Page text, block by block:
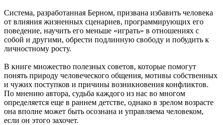
Система, разработанная Берном, призвана избавить человека
от влияния жизненных сценариев, программирующих его
поведение, научить его меньше «играть» в отношениях с
собой и другими, обрести подлинную свободу и побудить к
личностному росту.
В книге множество полезных советов, которые помогут
понять природу человеческого общения, мотивы собственных
и чужих поступков и причины возникновения конфликтов.
По мнению автора, судьба каждого из нас во многом
определяется еще в раннем детстве, однако в зрелом возрасте
она вполне может быть осознана и управляема человеком,
если он этого захочет.